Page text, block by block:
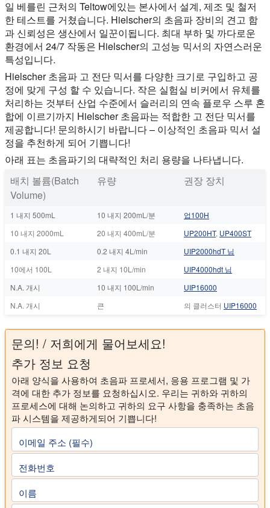
일 베를린 근처의 Teltow에있는 본사에서 설계, 제조 및 철저
한 테스트를 거쳤습니다. Hielscher의 초음파 장비의 견고 함
과 신뢰성은 생산에서 일꾼이됩니다. 최대 부하 및 까다로운
환경에서 24/7 작동은 Hielscher의 고성능 믹서의 자연스러운
특성입니다.
Hielscher 초음파 고 전단 믹서를 다양한 크기로 구입하고 공
정에 맞게 구성 할 수 있습니다. 작은 실험실 비커에서 유체를
처리하는 것부터 산업 수준에서 슬러리의 연속 플로우 스루 혼
합에 이르기까지 Hielscher 초음파는 적합한 고 전단 믹서를
제공합니다! 문의하시기 바랍니다 – 이상적인 초음파 믹서 설
정을 추천하게 되어 기쁩니다!
아래 표는 초음파기의 대략적인 처리 용량을 나타냅니다.
배치 볼륨(Batch
Volume)
유량 권장 장치
1 내지 500mL 10 내지 200mL/분
업100H
10 내지 2000mL
20 내지 400mL/분 UP200HT, UP400ST
0.1 내지 20L
0.2 내지 4L/min
UIP2000hdT 님
10에서 100L
2 내지 10L/min
UIP4000hdt 님
N.A. 개시
10 내지 100L/min
UIP16000
N.A. 개시
큰 의 클러스터 UIP16000
문의! / 저희에게 물어보세요!
추가 정보 요청
아래 양식을 사용하여 초음파 프로세서, 응용 프로그램 및 가
격에 대한 추가 정보를 요청하십시오. 우리는 귀하와 귀하의
프로세스에 대해 논의하고 귀하의 요구 사항을 충족하는 초음
파 시스템을 제공하게되어 기쁩니다!
이메일 주소 (필수)
전화번호
이름